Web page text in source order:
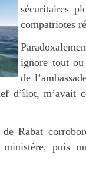
sécuritaires
compatriotes
ignore tout
de
d’îlot, m’avait
Rabat
puis